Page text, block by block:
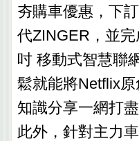
夯購車優惠，下
代ZINGER，並
吋 移動式智慧聯
鬆就能將Netflix
知識分享一網打
此外，針對主力